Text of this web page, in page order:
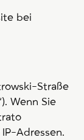
bei
Straße
Wenn Sie
Adressen.